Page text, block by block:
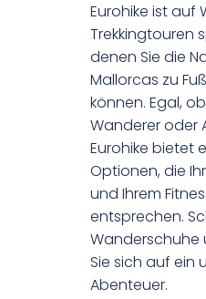
Eurohike ist auf
Trekkingtouren
denen Sie die
Mallorcas zu
können. Egal,
Wanderer oder
Eurohike bietet
Optionen, die
und Ihrem
entsprechen.
Sie sich auf ein
Abenteuer.